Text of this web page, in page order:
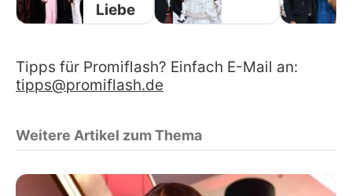
Liebe
Tipps für Promiflash? Einfach E-Mail an:
tipps@promiflash.de
Weitere Artikel zum Thema